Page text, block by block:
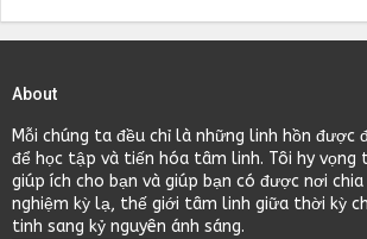
About
Mỗi chúng ta đều chỉ là những linh hồn được
để học tập và tiến hóa tâm linh. Tôi hy vọng
giúp ích cho bạn và giúp bạn có được nơi
nghiệm kỳ lạ, thế giới tâm linh giữa thời kỳ
tinh sang kỷ nguyên ánh sáng.